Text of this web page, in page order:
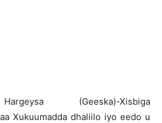
Hargeysa (Geeska)-Xisbiga
Xukuumadda dhaliilo iyo eedo u